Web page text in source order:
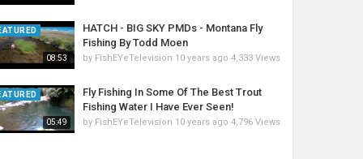
08:53
HATCH - BIG SKY PMDs - Montana Fly
Fishing By Todd Moen
by FishEYeTelevision 10 years ago 4,333 Views
05:49
Fly Fishing In Some Of The Best Trout
Fishing Water I Have Ever Seen!
by FishEYeTelevision 10 years ago 4,796 Views